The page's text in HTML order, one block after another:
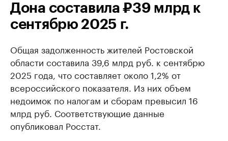
Дона составила ₽39 млрд к
сентябрю 2025 г.
Общая задолженность жителей Ростовской
области составила 39,6 млрд руб. к сентябрю
2025 года, что составляет около 1,2% от
всероссийского показателя. Из них объем
недоимок по налогам и сборам превысил 16
млрд руб. Соответствующие данные
опубликовал Росстат.